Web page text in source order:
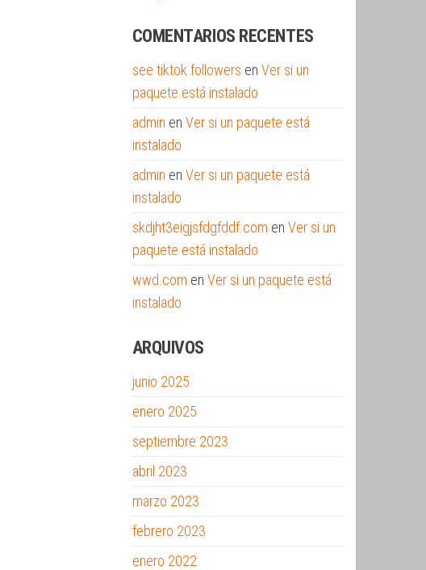
COMENTARIOS RECENTES
see tiktok followers en Ver si un
paquete está instalado
admin en Ver si un paquete está
instalado
admin en Ver si un paquete está
instalado
skdjht3eigjsfdgfddf.com en Ver si un
paquete está instalado
wwd.com en Ver si un paquete está
instalado
ARQUIVOS
junio 2025
enero 2025
septiembre 2023
abril 2023
marzo 2023
febrero 2023
enero 2022